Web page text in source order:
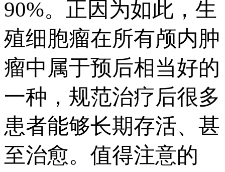
90%。正因为如此，生
殖细胞瘤在所有颅内肿
瘤中属于预后相当好的
一种，规范治疗后很多
患者能够长期存活、甚
至治愈。值得注意的